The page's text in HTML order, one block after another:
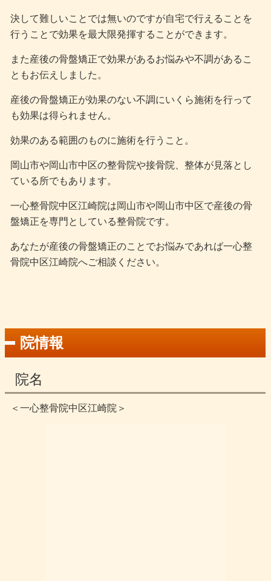
決して難しいことでは無いのですが自宅で行えることを
行うことで効果を最大限発揮することができます。
また産後の骨盤矯正で効果があるお悩みや不調があるこ
ともお伝えしました。
産後の骨盤矯正が効果のない不調にいくら施術を行って
も効果は得られません。
効果のある範囲のものに施術を行うこと。
岡山市や岡山市中区の整骨院や接骨院、整体が見落とし
ている所でもあります。
一心整骨院中区江崎院は岡山市や岡山市中区で産後の骨
盤矯正を専門としている整骨院です。
あなたが産後の骨盤矯正のことでお悩みであれば一心整
骨院中区江崎院へご相談ください。
院情報
院名
＜一心整骨院中区江崎院＞